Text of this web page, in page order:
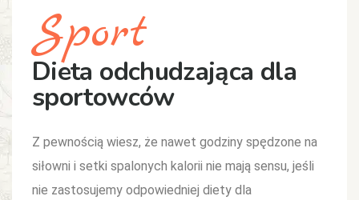
Sport
Dieta odchudzająca dla
sportowców
Z pewnością wiesz, że nawet godziny spędzone na
siłowni i setki spalonych kalorii nie mają sensu, jeśli
nie zastosujemy odpowiedniej diety dla